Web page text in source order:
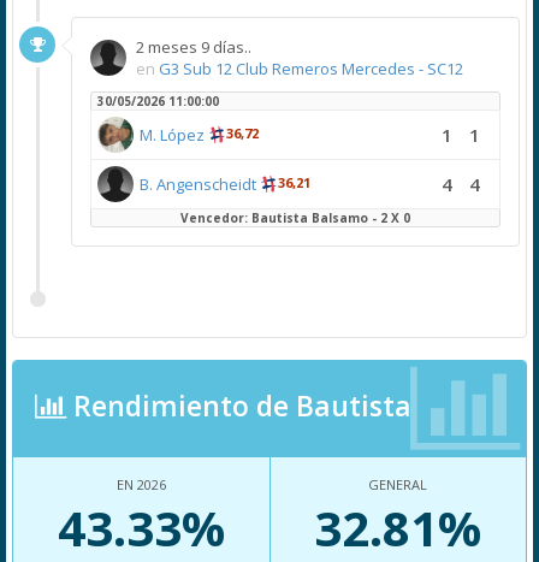
2 meses 9 días..
en G3 Sub 12 Club Remeros Mercedes - SC12
30/05/2026 11:00:00
M. López 36,72 1 1
B. Angenscheidt 36,21 4 4
Vencedor: Bautista Balsamo - 2 X 0
Rendimiento de Bautista
EN 2026
43.33%
GENERAL
32.81%